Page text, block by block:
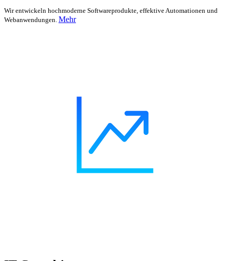
Wir entwickeln hochmoderne Softwareprodukte, effektive Automationen und
Webanwendungen. Mehr